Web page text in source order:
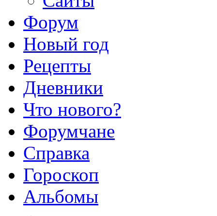
Форум
Новый год
Рецепты
Дневники
Что нового?
Форумчане
Справка
Гороскоп
Альбомы